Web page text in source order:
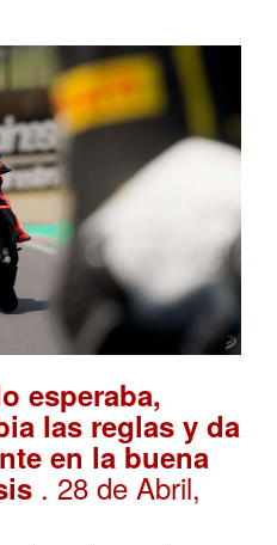
esperaba,
las reglas y da
en la buena
. 28 de Abril,